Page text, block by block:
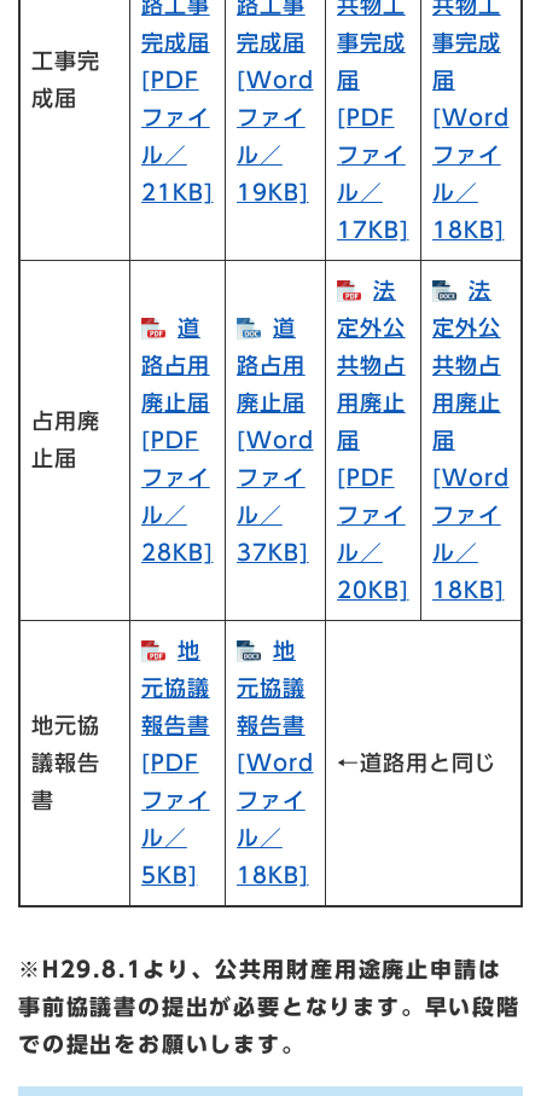
工事完
成届
路工事
完成届
[PDF
ファイ
ル／
21KB]
路工事
完成届
[Word
ファイ
ル／
19KB]
共物工
事完成
届
[PDF
ファイ
ル／
17KB]
共物工
事完成
届
[Word
ファイ
ル／
18KB]
占用廃
止届
道
路占用
廃止届
[PDF
ファイ
ル／
28KB]
道
路占用
廃止届
[Word
ファイ
ル／
37KB]
法
定外公
共物占
用廃止
届
[PDF
ファイ
ル／
20KB]
法
定外公
共物占
用廃止
届
[Word
ファイ
ル／
18KB]
地元協
議報告
書
地
元協議
報告書​
[PDF
ファイ
ル／
5KB]
地
元協議
報告書​
[Word
ファイ
ル／
18KB]
←道路用と同じ
※H29.8.1より、公共用財産用途廃止申請は
事前協議書の提出が必要となります。早い段階
での提出をお願いします。